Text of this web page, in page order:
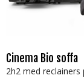
Cinema Bio soffa
2h2 med